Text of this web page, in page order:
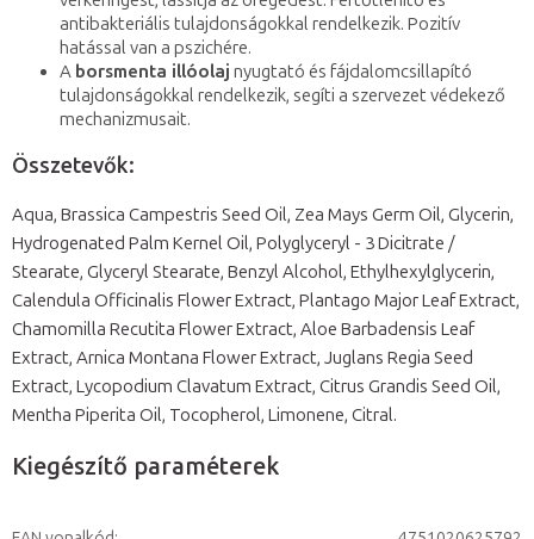
antibakteriális tulajdonságokkal rendelkezik. Pozitív
hatással van a pszichére.
A borsmenta illóolaj nyugtató és fájdalomcsillapító
tulajdonságokkal rendelkezik, segíti a szervezet védekező
mechanizmusait.
Összetevők:
Aqua, Brassica Campestris Seed Oil, Zea Mays Germ Oil, Glycerin,
Hydrogenated Palm Kernel Oil, Polyglyceryl - 3 Dicitrate /
Stearate, Glyceryl Stearate, Benzyl Alcohol, Ethylhexylglycerin,
Calendula Officinalis Flower Extract, Plantago Major Leaf Extract,
Chamomilla Recutita Flower Extract, Aloe Barbadensis Leaf
Extract, Arnica Montana Flower Extract, Juglans Regia Seed
Extract, Lycopodium Clavatum Extract, Citrus Grandis Seed Oil,
Mentha Piperita Oil, Tocopherol, Limonene, Citral.
Kiegészítő paraméterek